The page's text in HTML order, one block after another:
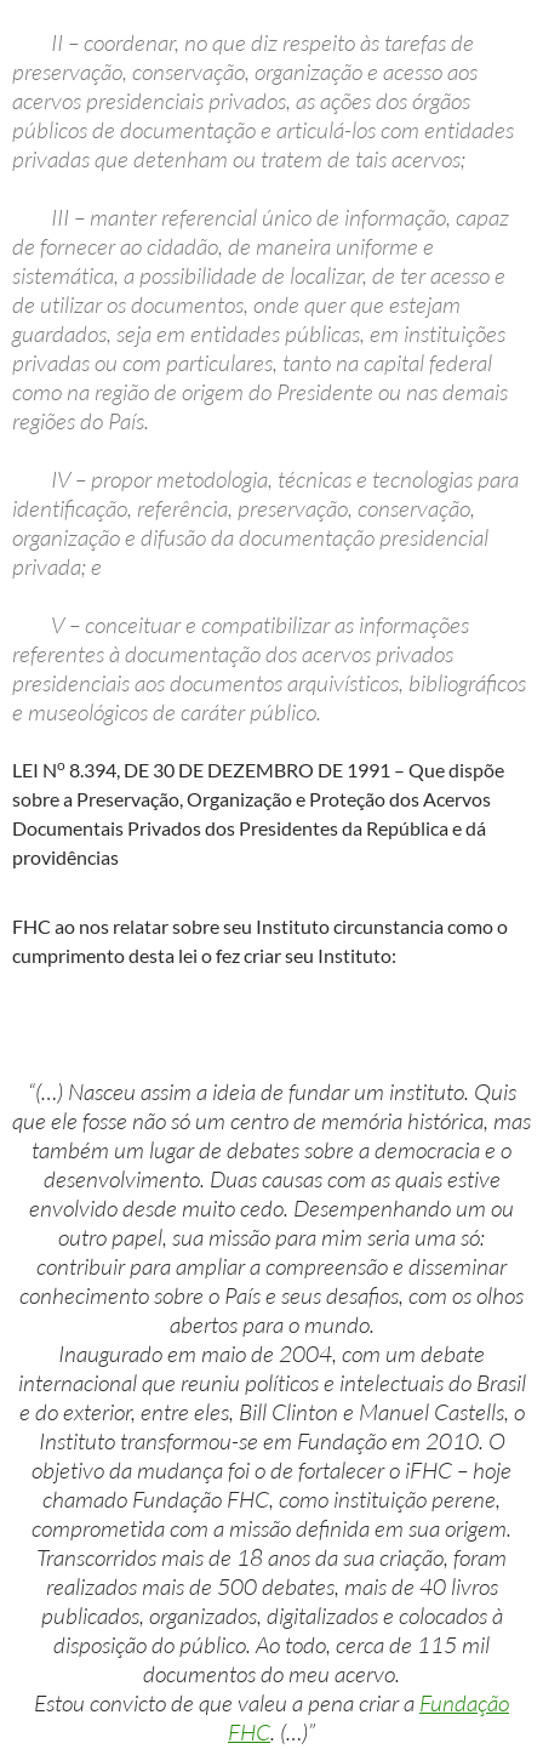
II – coordenar, no que diz respeito às tarefas de
preservação, conservação, organização e acesso aos
acervos presidenciais privados, as ações dos órgãos
públicos de documentação e articulá-los com entidades
privadas que detenham ou tratem de tais acervos;
III – manter referencial único de informação, capaz
de fornecer ao cidadão, de maneira uniforme e
sistemática, a possibilidade de localizar, de ter acesso e
de utilizar os documentos, onde quer que estejam
guardados, seja em entidades públicas, em instituições
privadas ou com particulares, tanto na capital federal
como na região de origem do Presidente ou nas demais
regiões do País.
IV – propor metodologia, técnicas e tecnologias para
identificação, referência, preservação, conservação,
organização e difusão da documentação presidencial
privada; e
V – conceituar e compatibilizar as informações
referentes à documentação dos acervos privados
presidenciais aos documentos arquivísticos, bibliográficos
e museológicos de caráter público.
LEI No 8.394, DE 30 DE DEZEMBRO DE 1991 – Que dispõe
sobre a Preservação, Organização e Proteção dos Acervos
Documentais Privados dos Presidentes da República e dá
providências
FHC ao nos relatar sobre seu Instituto circunstancia como o
cumprimento desta lei o fez criar seu Instituto:
“(…) Nasceu assim a ideia de fundar um instituto. Quis
que ele fosse não só um centro de memória histórica, mas
também um lugar de debates sobre a democracia e o
desenvolvimento. Duas causas com as quais estive
envolvido desde muito cedo. Desempenhando um ou
outro papel, sua missão para mim seria uma só:
contribuir para ampliar a compreensão e disseminar
conhecimento sobre o País e seus desafios, com os olhos
abertos para o mundo.
Inaugurado em maio de 2004, com um debate
internacional que reuniu políticos e intelectuais do Brasil
e do exterior, entre eles, Bill Clinton e Manuel Castells, o
Instituto transformou-se em Fundação em 2010. O
objetivo da mudança foi o de fortalecer o iFHC – hoje
chamado Fundação FHC, como instituição perene,
comprometida com a missão definida em sua origem.
Transcorridos mais de 18 anos da sua criação, foram
realizados mais de 500 debates, mais de 40 livros
publicados, organizados, digitalizados e colocados à
disposição do público. Ao todo, cerca de 115 mil
documentos do meu acervo.
Estou convicto de que valeu a pena criar a Fundação
FHC. (…)”